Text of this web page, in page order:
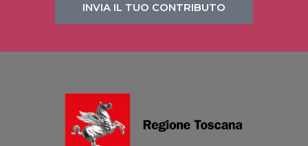
INVIA IL TUO CONTRIBUTO